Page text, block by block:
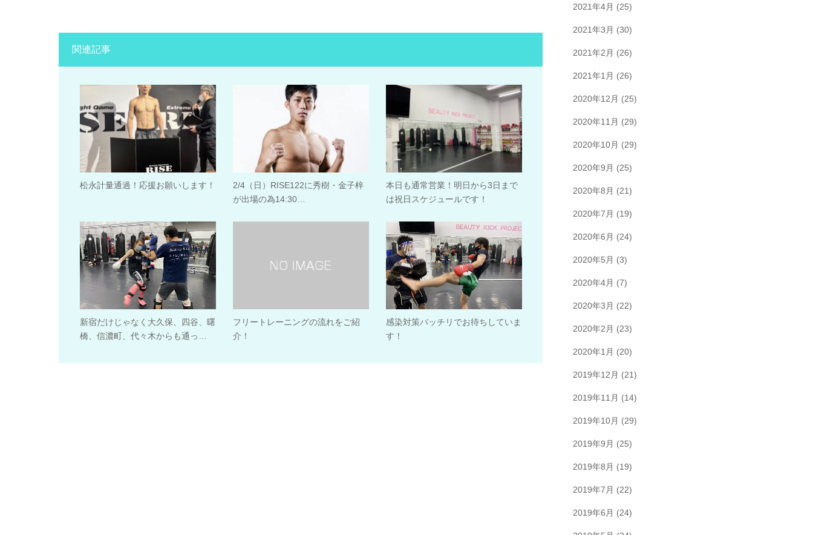
関連記事
松永計量通過！応援お願いします！
2/4（日）RISE122に秀樹・金子梓
が出場の為14:30…
本日も通常営業！明日から3日まで
は祝日スケジュールです！
新宿だけじゃなく大久保、四谷、曙
橋、信濃町、代々木からも通っ…
フリートレーニングの流れをご紹
介！
感染対策バッチリでお待ちしていま
す！
2021年4月 (25)
2021年3月 (30)
2021年2月 (26)
2021年1月 (26)
2020年12月 (25)
2020年11月 (29)
2020年10月 (29)
2020年9月 (25)
2020年8月 (21)
2020年7月 (19)
2020年6月 (24)
2020年5月 (3)
2020年4月 (7)
2020年3月 (22)
2020年2月 (23)
2020年1月 (20)
2019年12月 (21)
2019年11月 (14)
2019年10月 (29)
2019年9月 (25)
2019年8月 (19)
2019年7月 (22)
2019年6月 (24)